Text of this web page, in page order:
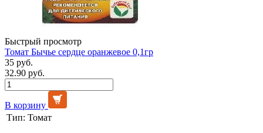
Быстрый просмотр
Томат Бычье сердце оранжевое 0,1гр
35 руб.
32.90 руб.
В корзину
Тип: Томат